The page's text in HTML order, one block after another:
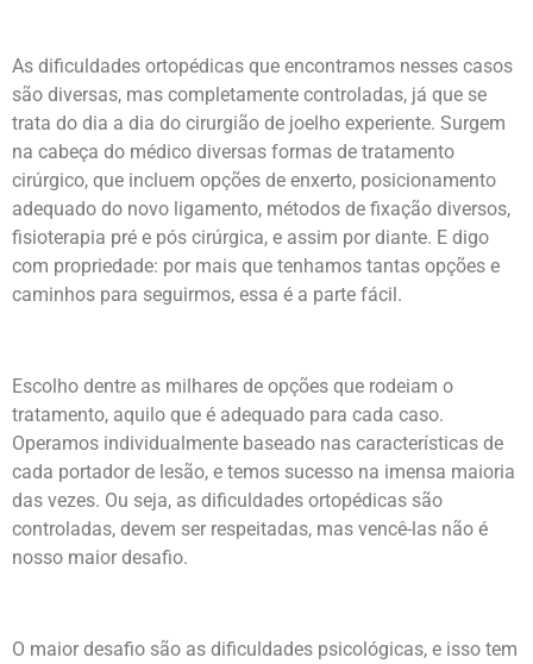
As dificuldades ortopédicas que encontramos nesses casos
são diversas, mas completamente controladas, já que se
trata do dia a dia do cirurgião de joelho experiente. Surgem
na cabeça do médico diversas formas de tratamento
cirúrgico, que incluem opções de enxerto, posicionamento
adequado do novo ligamento, métodos de fixação diversos,
fisioterapia pré e pós cirúrgica, e assim por diante. E digo
com propriedade: por mais que tenhamos tantas opções e
caminhos para seguirmos, essa é a parte fácil.
Escolho dentre as milhares de opções que rodeiam o
tratamento, aquilo que é adequado para cada caso.
Operamos individualmente baseado nas características de
cada portador de lesão, e temos sucesso na imensa maioria
das vezes. Ou seja, as dificuldades ortopédicas são
controladas, devem ser respeitadas, mas vencê-las não é
nosso maior desafio.
O maior desafio são as dificuldades psicológicas, e isso tem